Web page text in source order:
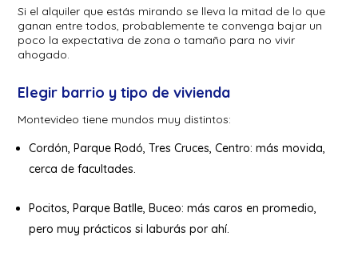
Si el alquiler que estás mirando se lleva la mitad de lo que
ganan entre todos, probablemente te convenga bajar un
poco la expectativa de zona o tamaño para no vivir
ahogado.
Elegir barrio y tipo de vivienda
Montevideo tiene mundos muy distintos:
Cordón, Parque Rodó, Tres Cruces, Centro: más movida,
cerca de facultades.
Pocitos, Parque Batlle, Buceo: más caros en promedio,
pero muy prácticos si laburás por ahí.